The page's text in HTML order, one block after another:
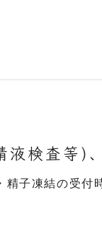
液検査等)
子凍結の受付